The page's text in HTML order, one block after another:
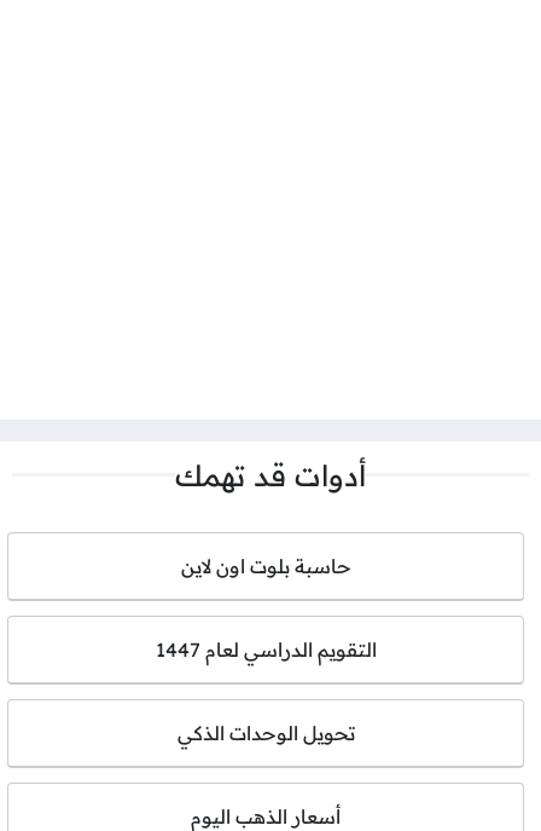
أدوات قد تهمك
حاسبة بلوت اون لاين
التقويم الدراسي لعام 1447
تحويل الوحدات الذكي
أسعار الذهب اليوم